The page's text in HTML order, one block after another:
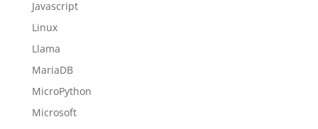
Javascript
Linux
Llama
MariaDB
MicroPython
Microsoft